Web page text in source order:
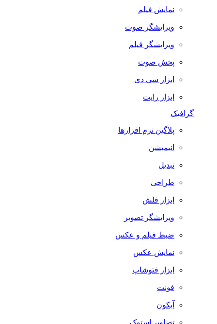
نمایش فیلم
ویرایشگر صوت
ویرایشگر فیلم
پخش صوت
ابزار سی دی
ابزار رایت
گرافیک
پلاگین نرم افزارها
انیمیشن
تبدیل
طراحی
ابزار فلش
ویرایشگر تصویر
ضبط فيلم و عكس
نمایش عکس
ابزار فتوشاپ
فونت
آیکون
تصاویر استوک